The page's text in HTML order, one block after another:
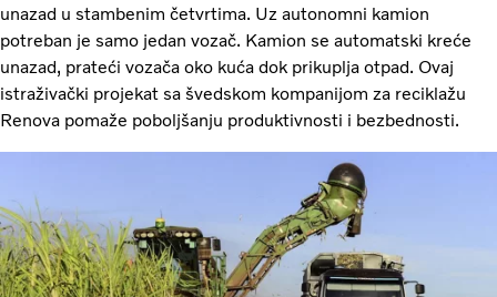
unazad u stambenim četvrtima. Uz autonomni kamion
potreban je samo jedan vozač. Kamion se automatski kreće
unazad, prateći vozača oko kuća dok prikuplja otpad. Ovaj
istraživački projekat sa švedskom kompanijom za reciklažu
Renova pomaže poboljšanju produktivnosti i bezbednosti.